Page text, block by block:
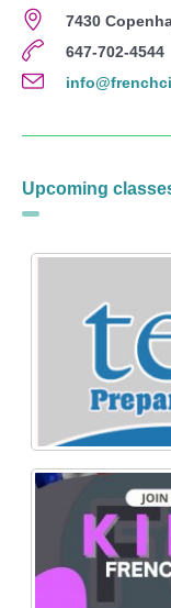
7430
647-702-4544
Upcoming